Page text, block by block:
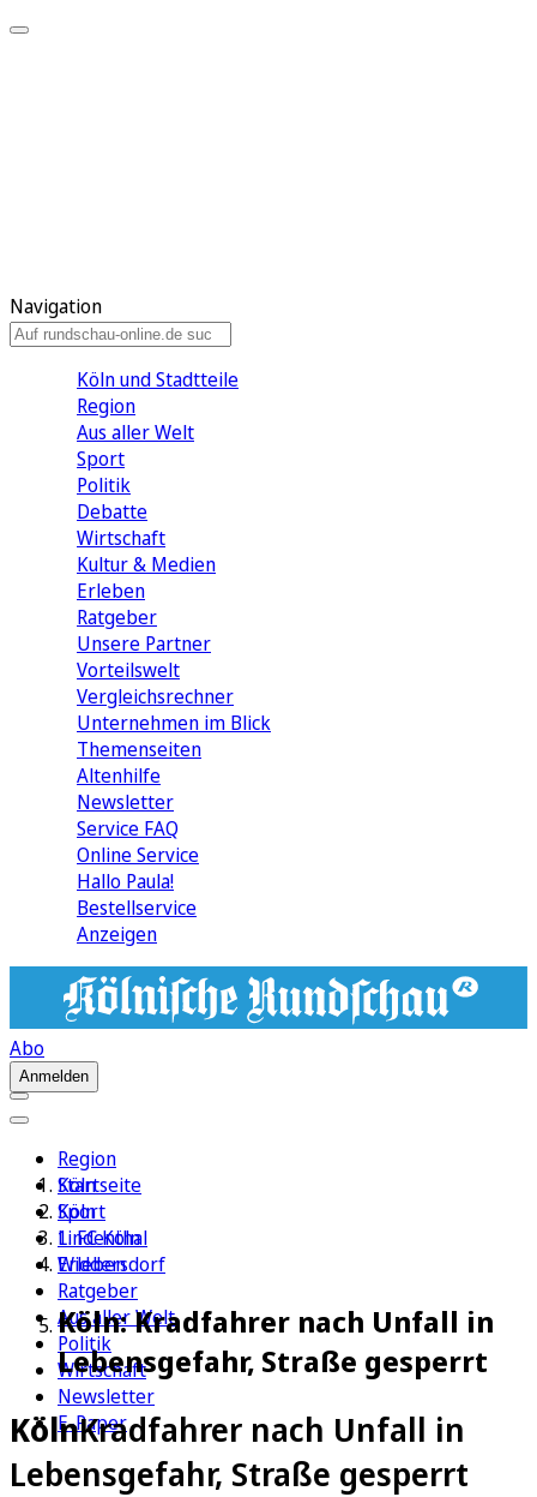
Navigation
Köln und Stadtteile
Region
Aus aller Welt
Sport
Politik
Debatte
Wirtschaft
Kultur & Medien
Erleben
Ratgeber
Unsere Partner
Vorteilswelt
Vergleichsrechner
Unternehmen im Blick
Themenseiten
Altenhilfe
Newsletter
Service FAQ
Online Service
Hallo Paula!
Bestellservice
Anzeigen
Abo
Anmelden
Region
Köln
Sport
1. FC Köln
Erleben
Ratgeber
Aus aller Welt
Politik
Wirtschaft
Newsletter
E-Paper
Startseite
Köln
Lindenthal
Widdersdorf
Köln: Kradfahrer nach Unfall in
Lebensgefahr, Straße gesperrt
KölnKradfahrer nach Unfall in
Lebensgefahr, Straße gesperrt